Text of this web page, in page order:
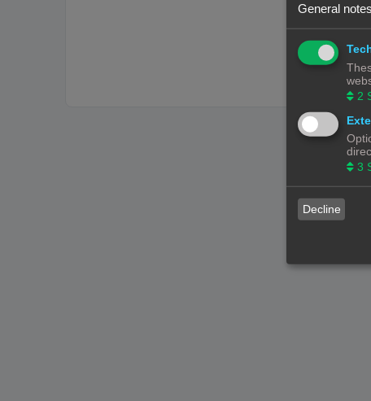
General
2
3
Decline